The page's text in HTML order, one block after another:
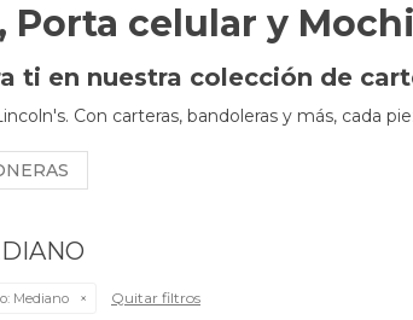
Porta celular y
ti en nuestra colección de
Con carteras, bandoleras y más, cada
Mediano Quitar filtros